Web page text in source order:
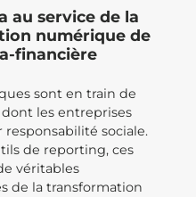
au service de la
numérique de
financière
sont en train de
les entreprises
sociale.
de reporting, ces
véritables
de la transformation